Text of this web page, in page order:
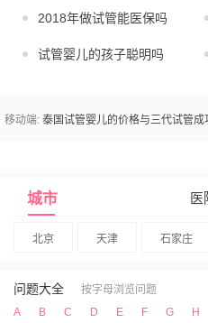
2018年做试管能医保吗
试管婴儿的孩子聪明吗
移动端: 泰国试管婴儿的价格与三代试管成
城市 医
北京 天津 石家庄
问题大全
按字母浏览问题
A
B C D E F G H